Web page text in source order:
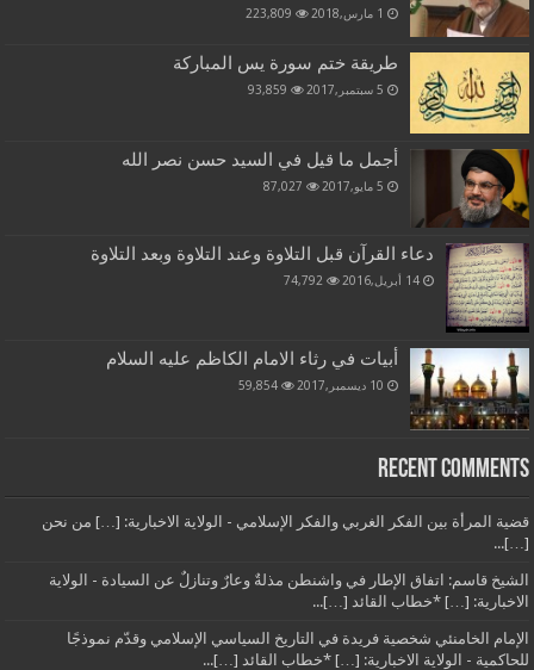
1 مارس,2018 223,809
طريقة ختم سورة يس المباركة
5 سبتمبر,2017 93,859
أجمل ما قيل في السيد حسن نصر الله
5 مايو,2017 87,027
دعاء القرآن قبل التلاوة وعند التلاوة وبعد التلاوة
14 أبريل,2016 74,792
أبيات في رثاء الامام الكاظم عليه السلام
10 ديسمبر,2017 59,854
Recent Comments
قضية المرأة بين الفكر الغربي والفكر الإسلامي - الولاية الاخبارية: […] من نحن
[…]...
الشيخ قاسم: اتفاق الإطار في واشنطن مذلةٌ وعارٌ وتنازلٌ عن السيادة - الولاية
الاخبارية: […] *خطاب القائد […]...
الإمام الخامنئي شخصية فريدة في التاريخ السياسي الإسلامي وقدّم نموذجًا
للحاكمية - الولاية الاخبارية: […] *خطاب القائد […]...